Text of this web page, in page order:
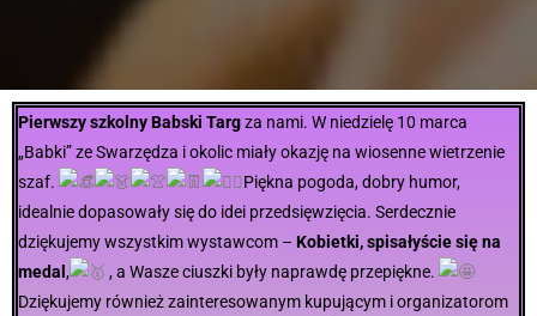
Pierwszy szkolny Babski Targza nami. W niedzielę 10 marca
„Babki” ze Swarzędza i okolic miały okazję na wiosenne wietrzenie
szaf.
Piękna pogoda, dobry humor,
idealnie dopasowały się do idei przedsięwzięcia. Serdecznie
dziękujemy wszystkim wystawcom – Kobietki, spisałyście się na
medal ,
, a Wasze ciuszki były naprawdę przepiękne.
Dziękujemy również zainteresowanym kupującym i organizatorom